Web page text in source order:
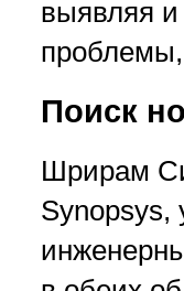
выявляя и
проблемы,
Поиск
Шрирам
Synopsys,